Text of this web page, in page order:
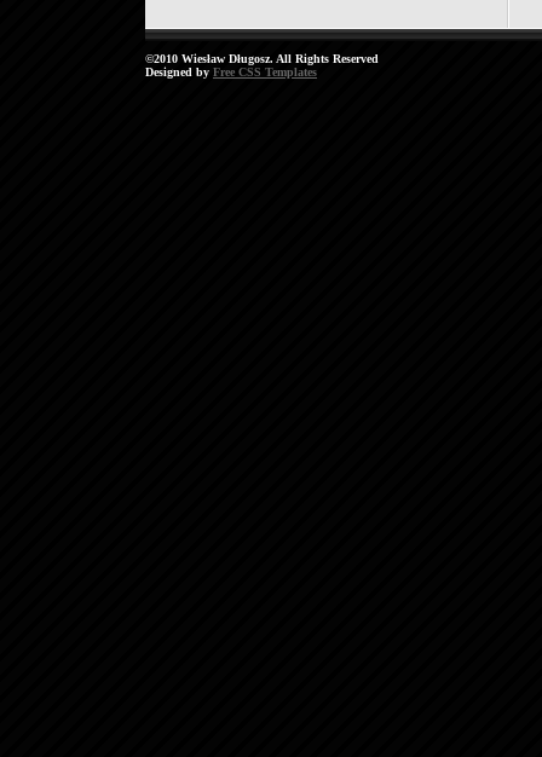
©2010 Wiesław Długosz. All Rights Reserved
Designed by Free CSS Templates